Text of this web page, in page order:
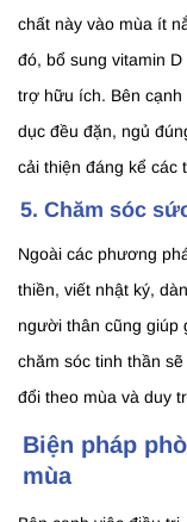
chất này vào mùa ít
đó, bổ sung vitamin
trợ hữu ích. Bên
dục đều đặn, ngủ
cải thiện đáng kể các
5. Chăm sóc
Ngoài các phương
thiền, viết nhật ký,
người thân cũng giúp
chăm sóc tinh thần
đổi theo mùa và duy
Biện pháp
mùa